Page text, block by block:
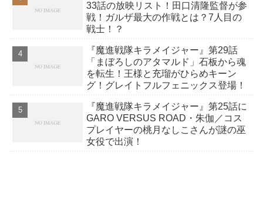
33話の放映リスト！田口清隆監督が参
戦！ガルザ最大の作戦とは？7人目の
戦士！？
『魔進戦隊キラメイジャー』第29話
「まぼろしのアタマルド」石板から魂
を転生！王様と充瑠がひらめキーン
グ！グレイトフルフェニックス登場！
『魔進戦隊キラメイジャー』第25話に
GARO VERSUS ROAD・朱伽／コス
プレイヤーの桃月なしこさんが謎の巫
女役で出演！